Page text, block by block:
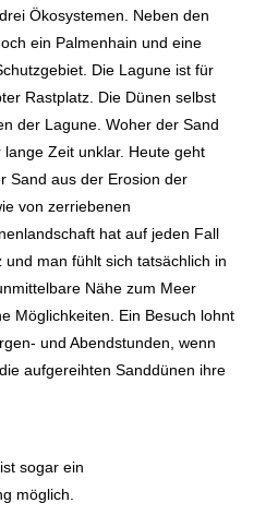
Ökosystemen. Neben den
ein Palmenhain und eine
Die Lagune ist für
Rastplatz. Die Dünen selbst
der Lagune. Woher der Sand
Zeit unklar. Heute geht
Sand aus der Erosion der
von zerriebenen
hat auf jeden Fall
man fühlt sich tatsächlich in
Nähe zum Meer
Möglichkeiten. Ein Besuch lohnt
und Abendstunden, wenn
aufgereihten Sanddünen ihre
sogar ein
möglich.